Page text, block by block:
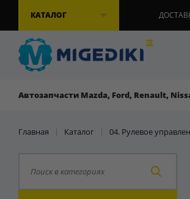
КАТАЛОГ
Автозапчасти Mazda, Ford, Renault,
Главная | Каталог | 04. Рулевое